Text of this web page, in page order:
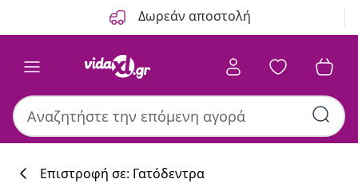
Δωρεάν αποστολή
Επιστροφή σε: Γατόδεντρα